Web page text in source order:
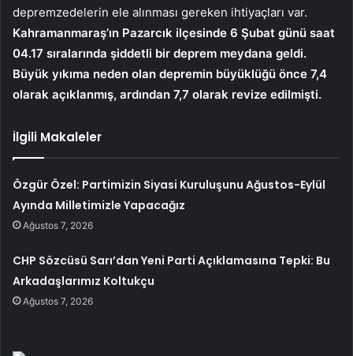
depremzedelerin ele alınması gereken ihtiyaçları var.
Kahramanmaraş’ın Pazarcık ilçesinde 6 Şubat günü saat
04.17 sıralarında şiddetli bir deprem meydana geldi.
Büyük yıkıma neden olan depremin büyüklüğü önce 7,4
olarak açıklanmış, ardından 7,7 olarak revize edilmişti.
İlgili Makaleler
Özgür Özel: Partimizin Siyasi Kuruluşunu Ağustos-Eylül
Ayında Milletimizle Yapacağız
Ağustos 7, 2026
CHP Sözcüsü Sarı’dan Yeni Parti Açıklamasına Tepki: Bu
Arkadaşlarımız Koltukçu
Ağustos 7, 2026